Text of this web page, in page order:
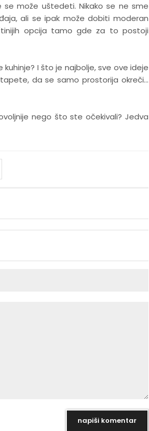
može uštedeti. Nikako se ne sme
ali se ipak može dobiti moderan
opcija tamo gde za to postoji
I što je najbolje, sve ove ideje
da se samo prostorija okreči…
nego što ste očekivali? Jedva